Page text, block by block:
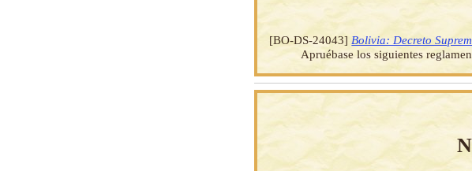
[BO-DS-24043] Bolivia: Decreto
Apruébase los siguientes